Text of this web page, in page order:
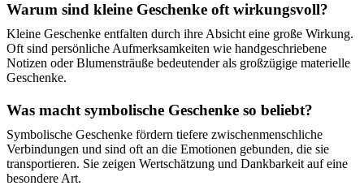
Warum sind kleine Geschenke oft wirkungsvoll?
Kleine Geschenke entfalten durch ihre Absicht eine große Wirkung.
Oft sind persönliche Aufmerksamkeiten wie handgeschriebene
Notizen oder Blumensträuße bedeutender als großzügige materielle
Geschenke.
Was macht symbolische Geschenke so beliebt?
Symbolische Geschenke fördern tiefere zwischenmenschliche
Verbindungen und sind oft an die Emotionen gebunden, die sie
transportieren. Sie zeigen Wertschätzung und Dankbarkeit auf eine
besondere Art.